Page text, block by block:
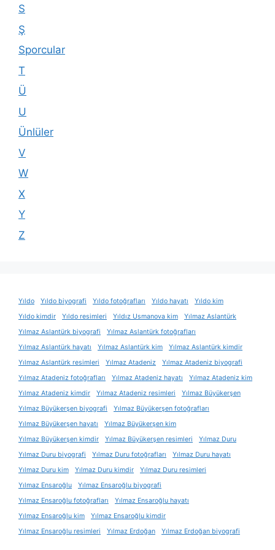
S
Ş
Sporcular
T
Ü
U
Ünlüler
V
W
X
Y
Z
Yıldo Yıldo biyografi Yıldo fotoğrafları Yıldo hayatı
Yıldo kim
Yıldo kimdir
Yıldo resimleri Yıldız Usmanova kim
Yılmaz Aslantürk
Yılmaz Aslantürk biyografi
Yılmaz Aslantürk fotoğrafları
Yılmaz Aslantürk hayatı
Yılmaz Aslantürk kim
Yılmaz Aslantürk kimdir
Yılmaz Aslantürk resimleri
Yılmaz Atadeniz
Yılmaz Atadeniz biyografi
Yılmaz Atadeniz fotoğrafları
Yılmaz Atadeniz hayatı
Yılmaz Atadeniz kim
Yılmaz Atadeniz kimdir
Yılmaz Atadeniz resimleri
Yılmaz Büyükerşen
Yılmaz Büyükerşen biyografi
Yılmaz Büyükerşen fotoğrafları
Yılmaz Büyükerşen hayatı
Yılmaz Büyükerşen kim
Yılmaz Büyükerşen kimdir
Yılmaz Büyükerşen resimleri
Yılmaz Duru
Yılmaz Duru biyografi
Yılmaz Duru fotoğrafları
Yılmaz Duru hayatı
Yılmaz Duru kim
Yılmaz Duru kimdir
Yılmaz Duru resimleri
Yılmaz Ensaroğlu
Yılmaz Ensaroğlu biyografi
Yılmaz Ensaroğlu fotoğrafları
Yılmaz Ensaroğlu hayatı
Yılmaz Ensaroğlu kim
Yılmaz Ensaroğlu kimdir
Yılmaz Ensaroğlu resimleri
Yılmaz Erdoğan Yılmaz Erdoğan biyografi